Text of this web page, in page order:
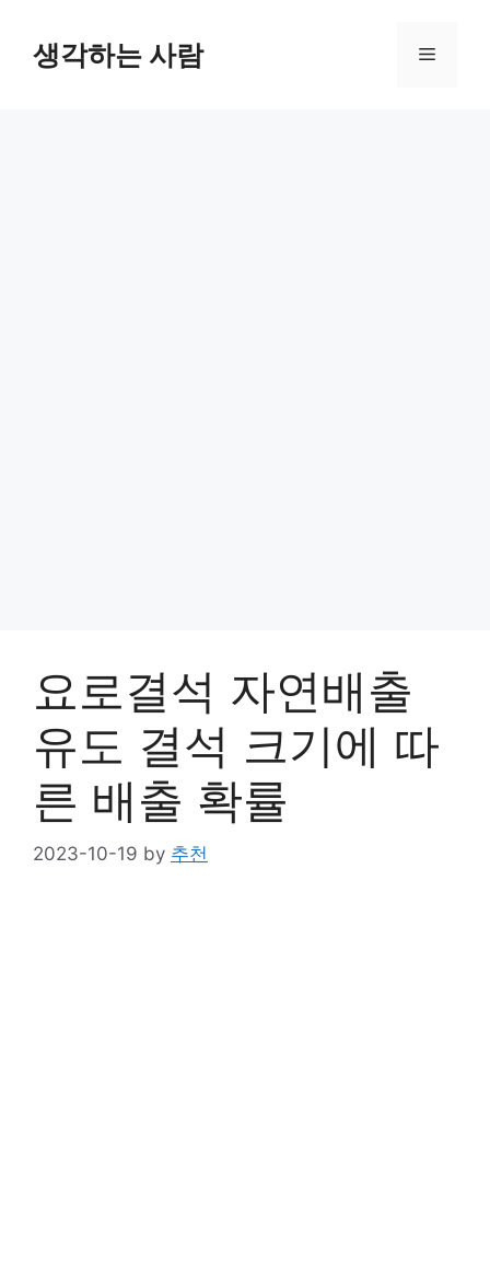
content생각하는 사람 Menu
요로결석 자연배출
유도 결석 크기에 따
른 배출 확률
2023-10-19 by 추천